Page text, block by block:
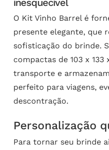
O Kit Vinho Barrel é
presente elegante, que
sofisticação do brinde.
compactas de 103 x
transporte e
perfeito para viagens,
descontração.
Personalização
Para tornar seu brinde